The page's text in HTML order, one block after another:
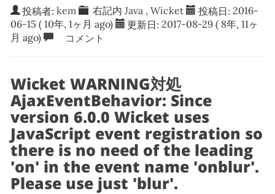
投稿者: kem 右記内Java ,Wicket 投稿日: 2016-
06-15 ( 10年, 1ヶ月 ago) 更新日: 2017-08-29 ( 8年, 11ヶ
月 ago)
コメント
Wicket WARNING対処
AjaxEventBehavior: Since
version 6.0.0 Wicket uses
JavaScript event registration so
there is no need of the leading
'on' in the event name 'onblur'.
Please use just 'blur'.